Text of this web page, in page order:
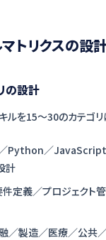
トリクスの設
の設計
を15〜30のカテゴリ
／Python／
計
件定義／プロジェクト
融／製造／医療／公共